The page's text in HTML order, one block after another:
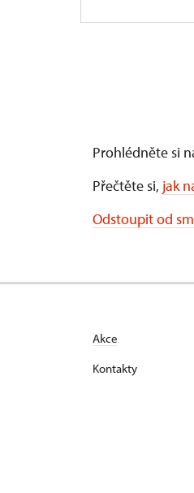
Prohlédněte si
Přečtěte si, jak
Odstoupit od
Akce
Kontakty